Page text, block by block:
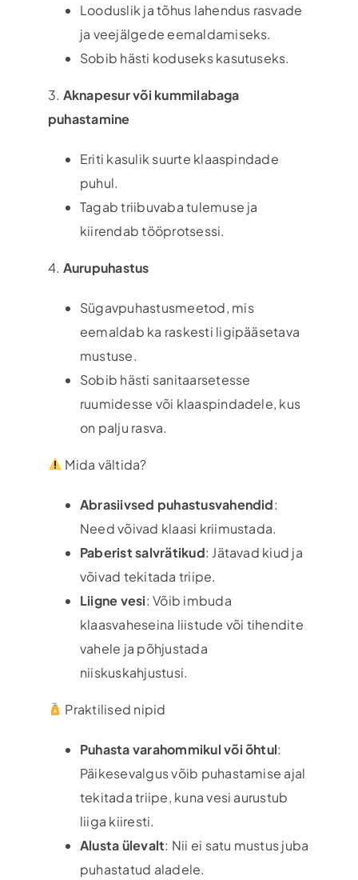
Looduslik ja tõhus lahendus rasvade
ja veejälgede eemaldamiseks.
Sobib hästi koduseks kasutuseks.
3. Aknapesur või kummilabaga
puhastamine
Eriti kasulik suurte klaaspindade
puhul.
Tagab triibuvaba tulemuse ja
kiirendab tööprotsessi.
4. Aurupuhastus
Sügavpuhastusmeetod, mis
eemaldab ka raskesti ligipääsetava
mustuse.
Sobib hästi sanitaarsetesse
ruumidesse või klaaspindadele, kus
on palju rasva.
Mida vältida?
Abrasiivsed puhastusvahendid:
Need võivad klaasi kriimustada.
Paberist salvrätikud: Jätavad kiud ja
võivad tekitada triipe.
Liigne vesi: Võib imbuda
klaasvaheseina liistude või tihendite
vahele ja põhjustada
niiskuskahjustusi.
Praktilised nipid
Puhasta varahommikul või õhtul:
Päikesevalgus võib puhastamise ajal
tekitada triipe, kuna vesi aurustub
liiga kiiresti.
Alusta ülevalt: Nii ei satu mustus juba
puhastatud aladele.